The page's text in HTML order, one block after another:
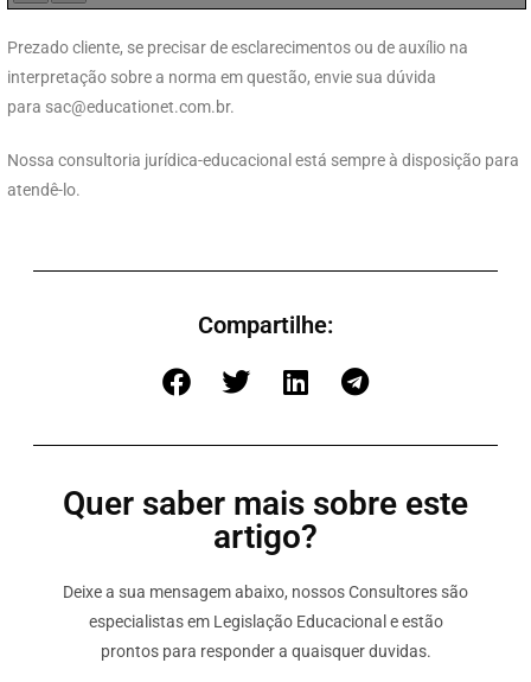
Prezado cliente, se precisar de esclarecimentos ou de auxílio na
interpretação sobre a norma em questão, envie sua dúvida
para sac@educationet.com.br.
Nossa consultoria jurídica-educacional está sempre à disposição para
atendê-lo.
Compartilhe:
Quer saber mais sobre este
artigo?
Deixe a sua mensagem abaixo, nossos Consultores são
especialistas em Legislação Educacional e estão
prontos para responder a quaisquer duvidas.